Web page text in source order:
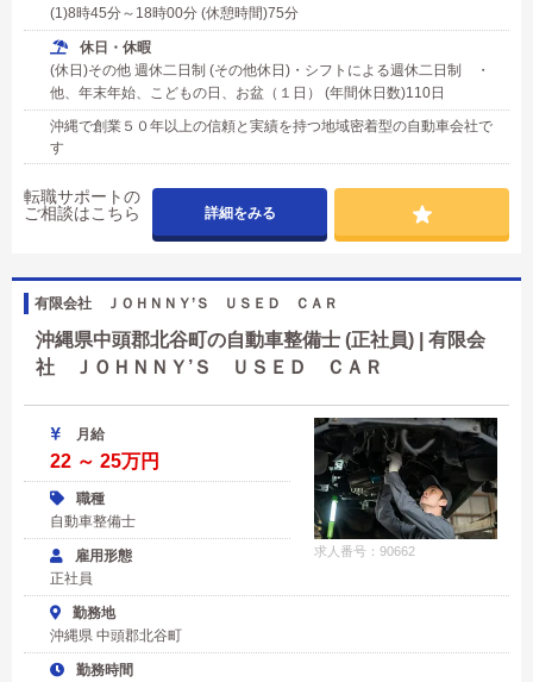
(1)8時45分～18時00分 (休憩時間)75分
休日・休暇
(休日)その他 週休二日制 (その他休日)・シフトによる週休二日制 ・
他、年末年始、こどもの日、お盆（１日） (年間休日数)110日
沖縄で創業５０年以上の信頼と実績を持つ地域密着型の自動車会社で
す
転職サポートの
ご相談はこちら
詳細をみる
有限会社 ＪＯＨＮＮＹ’Ｓ ＵＳＥＤ ＣＡＲ
沖縄県中頭郡北谷町の自動車整備士 (正社員) | 有限会
社 ＪＯＨＮＮＹ’Ｓ ＵＳＥＤ ＣＡＲ
求人番号：90662
月給
22 ～ 25万円
職種
自動車整備士
雇用形態
正社員
勤務地
沖縄県 中頭郡北谷町
勤務時間